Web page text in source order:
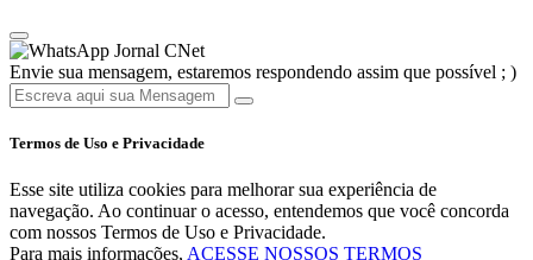
Jornal CNet
Envie sua mensagem, estaremos respondendo assim que possível ; )
Termos de Uso e Privacidade
Esse site utiliza cookies para melhorar sua experiência de
navegação. Ao continuar o acesso, entendemos que você concorda
com nossos Termos de Uso e Privacidade.
Para mais informações, ACESSE NOSSOS TERMOS